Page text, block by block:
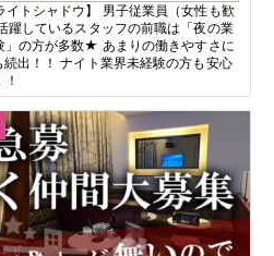
イトシャドウ】 男子従業員（女性も歓
躍しているスタッフの前職は「夜の業
」の方が多数★ あまりの働きやすさに
出！！ ナイト業界未経験の方も安心